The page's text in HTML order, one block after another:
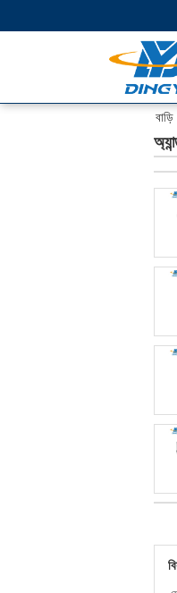
বাড়ি